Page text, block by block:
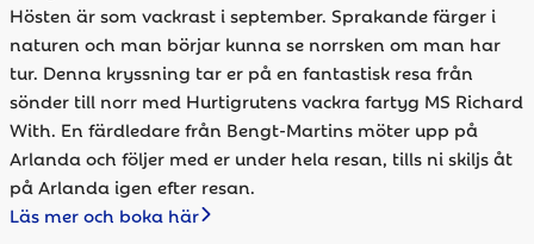
Hösten är som vackrast i september. Sprakande färger i
naturen och man börjar kunna se norrsken om man har
tur. Denna kryssning tar er på en fantastisk resa från
sönder till norr med Hurtigrutens vackra fartyg MS Richard
With. En färdledare från Bengt-Martins möter upp på
Arlanda och följer med er under hela resan, tills ni skiljs åt
på Arlanda igen efter resan.
Läs mer och boka här